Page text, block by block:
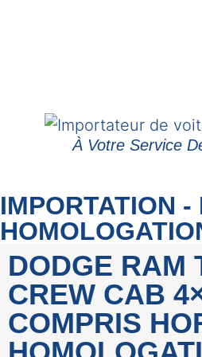
À Votre Service
IMPORTATION -
DODGE RAM
CREW CAB
COMPRIS